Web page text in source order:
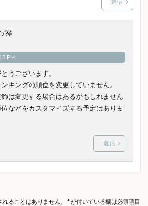
返信
棒
PM
うございます。
キングの順位を変更していません。
は変更する場合はあるかもしれません
などをカスタマイズする予定はありま
返信
ることはありません。 *が付いている欄は必須項目